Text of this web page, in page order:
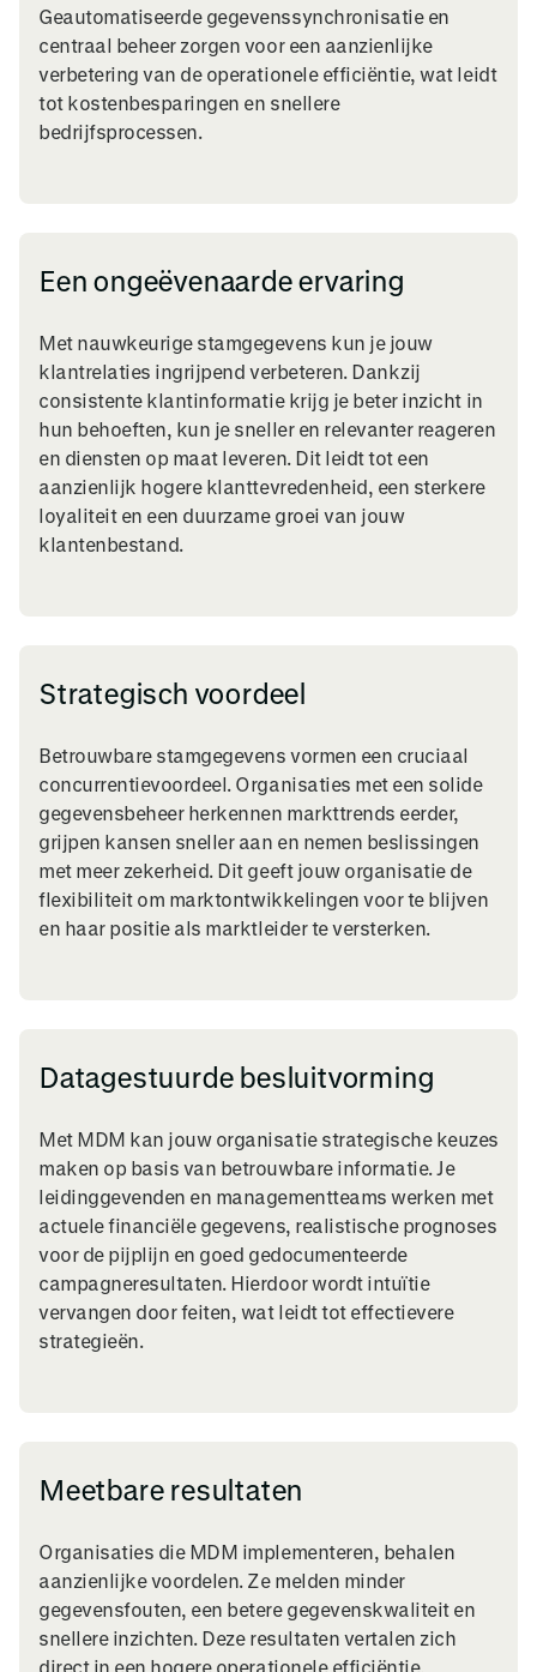
Geautomatiseerde gegevenssynchronisatie en
centraal beheer zorgen voor een aanzienlijke
verbetering van de operationele efficiëntie, wat leidt
tot kostenbesparingen en snellere
bedrijfsprocessen.
Een ongeëvenaarde ervaring
Met nauwkeurige stamgegevens kun je jouw
klantrelaties ingrijpend verbeteren. Dankzij
consistente klantinformatie krijg je beter inzicht in
hun behoeften, kun je sneller en relevanter reageren
en diensten op maat leveren. Dit leidt tot een
aanzienlijk hogere klanttevredenheid, een sterkere
loyaliteit en een duurzame groei van jouw
klantenbestand.
Strategisch voordeel
Betrouwbare stamgegevens vormen een cruciaal
concurrentievoordeel. Organisaties met een solide
gegevensbeheer herkennen markttrends eerder,
grijpen kansen sneller aan en nemen beslissingen
met meer zekerheid. Dit geeft jouw organisatie de
flexibiliteit om marktontwikkelingen voor te blijven
en haar positie als marktleider te versterken.
Datagestuurde besluitvorming
Met MDM kan jouw organisatie strategische keuzes
maken op basis van betrouwbare informatie. Je
leidinggevenden en managementteams werken met
actuele financiële gegevens, realistische prognoses
voor de pijplijn en goed gedocumenteerde
campagneresultaten. Hierdoor wordt intuïtie
vervangen door feiten, wat leidt tot effectievere
strategieën.
Meetbare resultaten
Organisaties die MDM implementeren, behalen
aanzienlijke voordelen. Ze melden minder
gegevensfouten, een betere gegevenskwaliteit en
snellere inzichten. Deze resultaten vertalen zich
direct in een hogere operationele efficiëntie,